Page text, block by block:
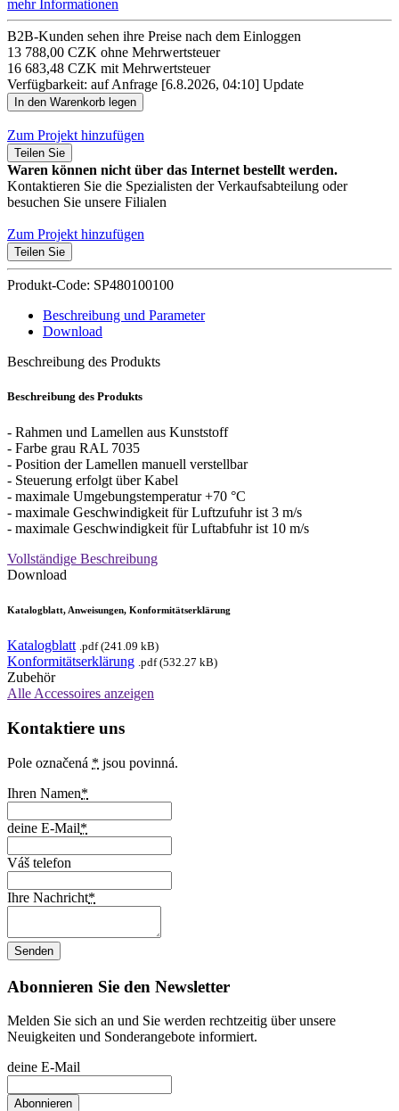
mehr Informationen
B2B-Kunden sehen ihre Preise nach dem Einloggen
13 788,00 CZK ohne Mehrwertsteuer
16 683,48 CZK mit Mehrwertsteuer
Verfügbarkeit: auf Anfrage [6.8.2026, 04:10] Update
Zum Projekt hinzufügen
Teilen Sie
Waren können nicht über das Internet bestellt werden.
Kontaktieren Sie die Spezialisten der Verkaufsabteilung oder
besuchen Sie unsere Filialen
Zum Projekt hinzufügen
Teilen Sie
Produkt-Code: SP480100100
Beschreibung und Parameter
Download
Beschreibung des Produkts
Beschreibung des Produkts
- Rahmen und Lamellen aus Kunststoff
- Farbe grau RAL 7035
- Position der Lamellen manuell verstellbar
- Steuerung erfolgt über Kabel
- maximale Umgebungstemperatur +70 °C
- maximale Geschwindigkeit für Luftzufuhr ist 3 m/s
- maximale Geschwindigkeit für Luftabfuhr ist 10 m/s
Vollständige Beschreibung
Download
Katalogblatt, Anweisungen, Konformitätserklärung
Katalogblatt .pdf (241.09 kB)
Konformitätserklärung .pdf (532.27 kB)
Zubehör
Alle Accessoires anzeigen
Kontaktiere uns
Pole označená * jsou povinná.
Ihren Namen*
deine E-Mail*
Váš telefon
Ihre Nachricht*
Abonnieren Sie den Newsletter
Melden Sie sich an und Sie werden rechtzeitig über unsere
Neuigkeiten und Sonderangebote informiert.
deine E-Mail